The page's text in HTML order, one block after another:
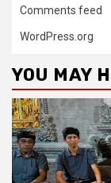
Comments feed
WordPress.org
YOU MAY